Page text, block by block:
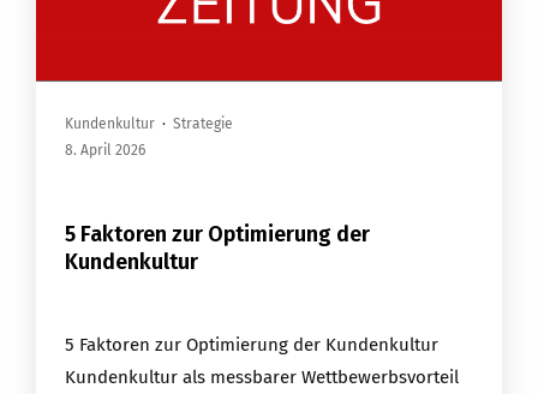
5 Faktoren zur Optimierung der
Kundenkultur
5 Faktoren zur Optimierung der Kundenkultur
Kundenkultur als messbarer Wettbewerbsvorteil
Kundenkultur · Strategie
8. April 2026